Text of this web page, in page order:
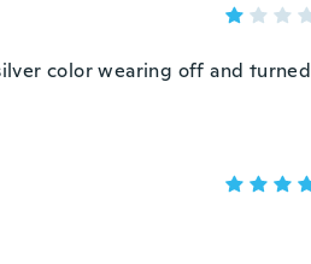
color wearing off and turned